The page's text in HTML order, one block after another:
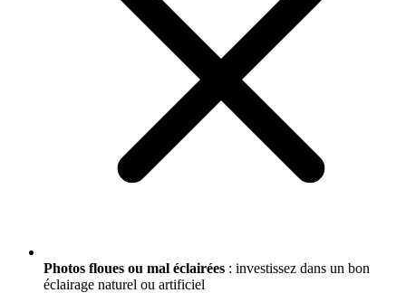
Photos floues ou mal éclairées : investissez dans un bon
éclairage naturel ou artificiel